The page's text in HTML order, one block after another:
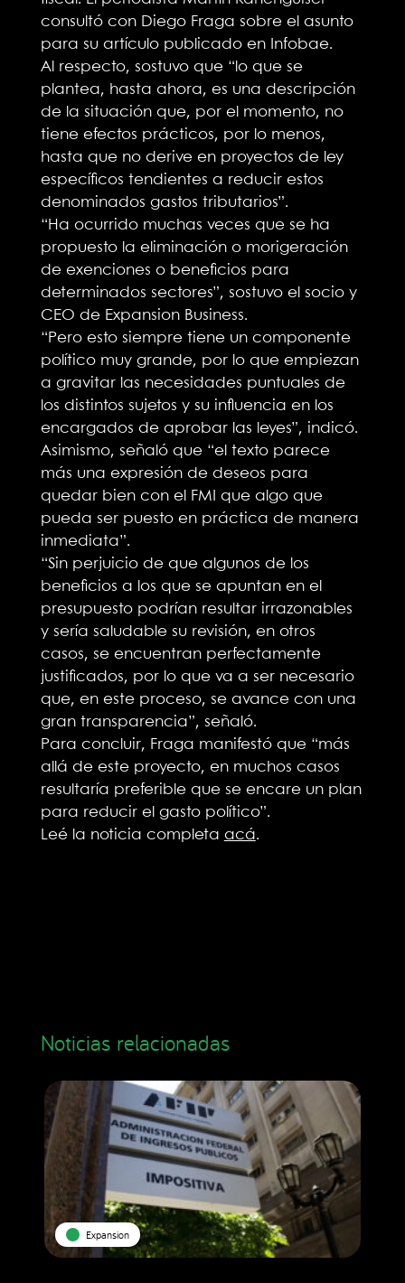
consultó con Diego Fraga sobre el asunto
para su artículo publicado en Infobae.
Al respecto, sostuvo que “lo que se
plantea, hasta ahora, es una descripción
de la situación que, por el momento, no
tiene efectos prácticos, por lo menos,
hasta que no derive en proyectos de ley
específicos tendientes a reducir estos
denominados gastos tributarios”.
“Ha ocurrido muchas veces que se ha
propuesto la eliminación o morigeración
de exenciones o beneficios para
determinados sectores”, sostuvo el socio y
CEO de Expansion Business.
“Pero esto siempre tiene un componente
político muy grande, por lo que empiezan
a gravitar las necesidades puntuales de
los distintos sujetos y su influencia en los
encargados de aprobar las leyes”, indicó.
Asimismo, señaló que “el texto parece
más una expresión de deseos para
quedar bien con el FMI que algo que
pueda ser puesto en práctica de manera
inmediata”.
“Sin perjuicio de que algunos de los
beneficios a los que se apuntan en el
presupuesto podrían resultar irrazonables
y sería saludable su revisión, en otros
casos, se encuentran perfectamente
justificados, por lo que va a ser necesario
que, en este proceso, se avance con una
gran transparencia”, señaló.
Para concluir, Fraga manifestó que “más
allá de este proyecto, en muchos casos
resultaría preferible que se encare un plan
para reducir el gasto político”.
Leé la noticia completa acá.
Noticias relacionadas
Expansion